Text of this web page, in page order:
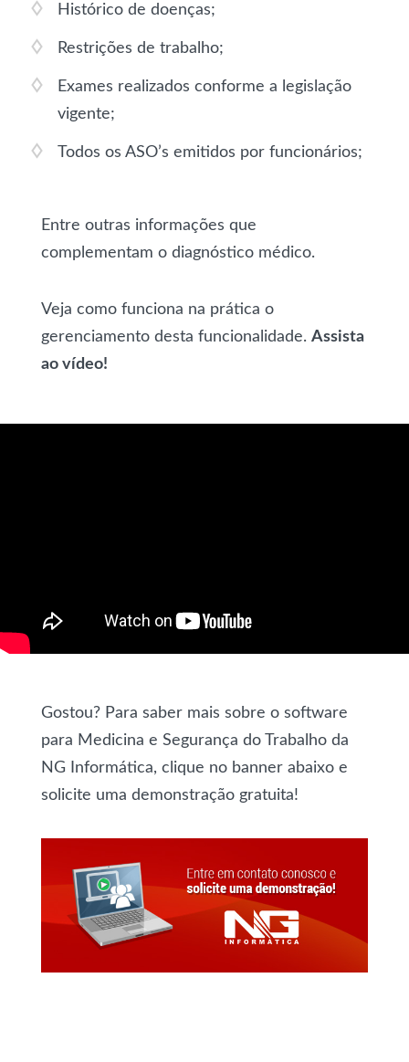
Histórico de doenças;
Restrições de trabalho;
Exames realizados conforme a legislação
vigente;
Todos os ASO’s emitidos por funcionários;
Entre outras informações que
complementam o diagnóstico médico.
Veja como funciona na prática o
gerenciamento desta funcionalidade. Assista
ao vídeo!
Gostou? Para saber mais sobre o software
para Medicina e Segurança do Trabalho da
NG Informática, clique no banner abaixo e
solicite uma demonstração gratuita!